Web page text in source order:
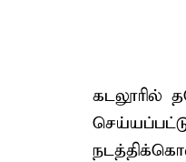
கடலூரில்